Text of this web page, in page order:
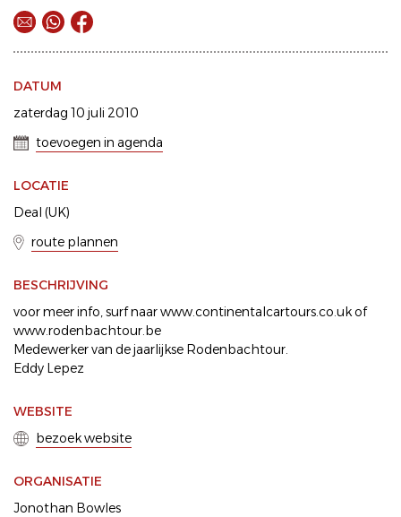
DATUM
zaterdag 10 juli 2010
toevoegen in agenda
LOCATIE
Deal (UK)
route plannen
BESCHRIJVING
voor meer info, surf naar www.continentalcartours.co.uk of
www.rodenbachtour.be
Medewerker van de jaarlijkse Rodenbachtour.
Eddy Lepez
WEBSITE
bezoek website
ORGANISATIE
Jonothan Bowles